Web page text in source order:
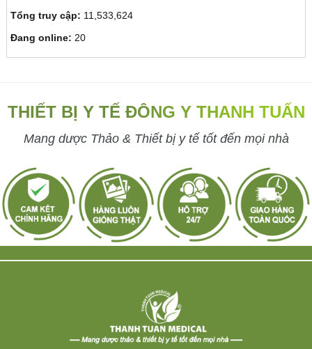
Tổng truy cập: 11,533,624
Đang online: 20
THIẾT BỊ Y TẾ ĐÔNG Y THANH TUẤN
Mang dược Thảo & Thiết bị y tế tốt đến mọi nhà